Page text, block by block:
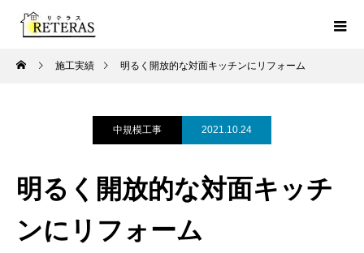
施工実績 明るく開放的な対面キッチンにリフォーム
中規模工事 2021.10.24
明るく開放的な対面キッチ
ンにリフォーム